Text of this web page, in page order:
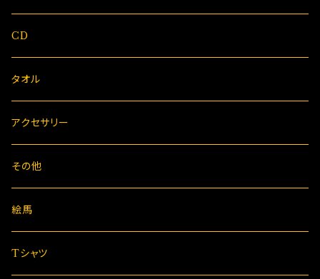
CD
タオル
アクセサリー
その他
絵馬
Tシャツ